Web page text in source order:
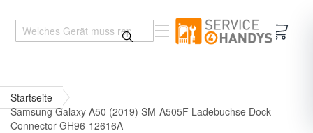
Startseite
Samsung Galaxy A50 (2019) SM-A505F Ladebuchse Dock
Connector GH96-12616A